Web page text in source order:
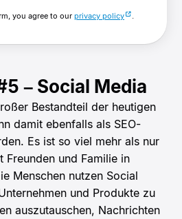
you agree to our privacy policy
– Social Media
Bestandteil der heutigen
damit ebenfalls als SEO-
Es ist so viel mehr als nur
Freunden und Familie in
Menschen nutzen Social
und Produkte zu
auszutauschen, Nachrichten